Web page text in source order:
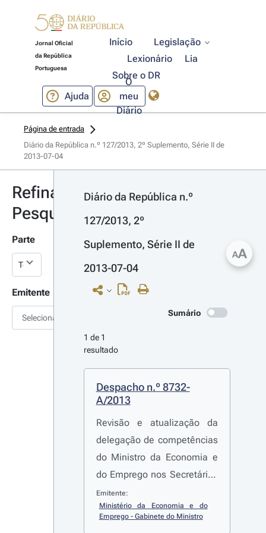
Jornal Oficial
da República
Portuguesa
Início
Legislação
Lexionário
Lia
Sobre o DR
Ajuda
O
meu
Diário
Página de entrada
Diário da República n.º 127/2013, 2º Suplemento, Série II de
2013-07-04
Refinar
Pesquisa
Parte
Emitente
Selecionar
Diário da República n.º
127/2013, 2º
Suplemento, Série II de
2013-07-04
Sumário
1 de 1
resultado
Despacho n.º 8732-
A/2013
Revisão e atualização da
delegação de competências
do Ministro da Economia e
do Emprego nos Secretários
de Estado que o coadjuvam
no exercício das suas
Emitente:
Ministério da Economia e do
Emprego - Gabinete do Ministro
AA